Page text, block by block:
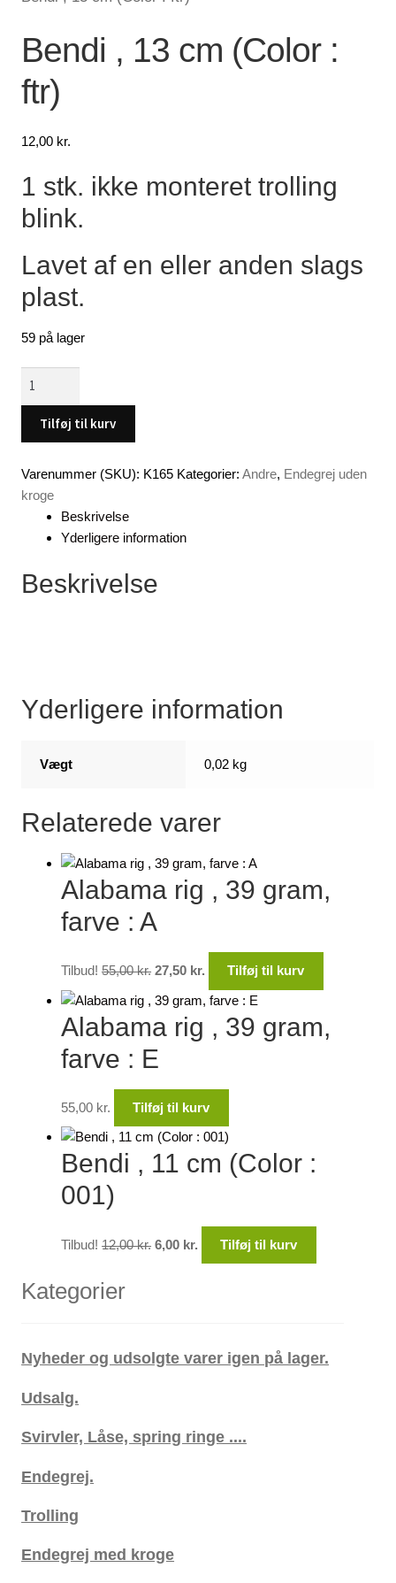
Min Konto
Bendi , 13 cm (Color :
ftr)
12,00 kr.
1 stk. ikke monteret trolling
blink.
Lavet af en eller anden slags
plast.
59 på lager
cm
:
ftr)
Tilføj til kurv
Varenummer (SKU): K165 Kategorier:Andre, Endegrej uden
kroge
Beskrivelse
Yderligere information
Beskrivelse
Yderligere information
Vægt 0,02 kg
Relaterede varer
Alabama rig , 39 gram,
farve : A
Tilbud! 55,00kr.
pris
var:
55,00 kr..
27,50 kr.
pris
Tilføj til kurv
Alabama rig , 39 gram,
farve : E
55,00 kr. Tilføj til kurv
Bendi , 11 cm (Color :
001)
Tilbud! 12,00kr. 6,00 kr. Tilføj til kurv
Kategorier
Nyheder og udsolgte varer igen på lager.
Udsalg.
Svirvler, Låse, spring ringe ....
Endegrej.
Trolling
Endegrej med kroge